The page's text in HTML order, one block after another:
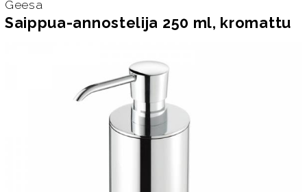
Geesa
Saippua-annostelija 250 ml, kromattu